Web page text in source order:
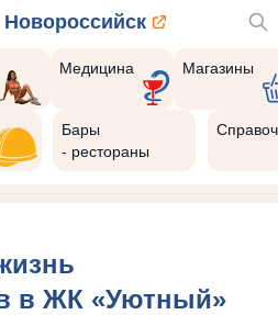
Новороссийск
Медицина Магазины
Бары
- рестораны
в ЖК «Уютный»